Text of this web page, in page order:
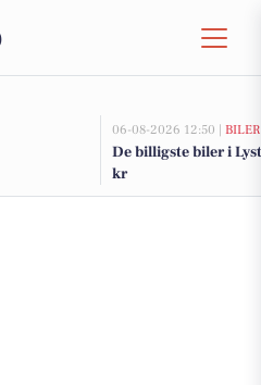
06-08-2026 12:50 | BILER
De billigste biler i
kr